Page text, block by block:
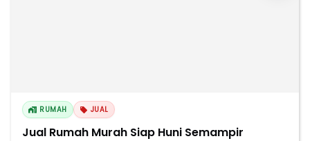
RUMAH JUAL
Jual Rumah Murah Siap Huni Semampir